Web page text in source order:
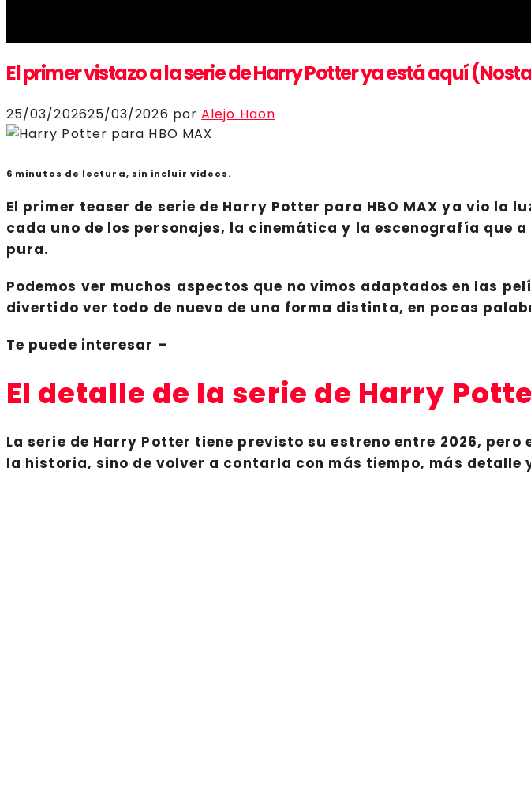
El primer vistazo a la serie de Harry Potter ya está aquí
25/03/202625/03/2026 porAlejo Haon
6 minutos de lectura, sin incluir videos.
El primer teaser de serie de Harry Potter para HBO MAX ya vio la
cada uno de los personajes, la cinemática y la escenografía que
pura.
Podemos ver muchos aspectos que no vimos adaptados en las
divertido ver todo de nuevo de una forma distinta, en pocas
Te puede interesar –
El detalle de la serie de Harry
La serie de Harry Potter tiene previsto su estreno entre 2026, pero
la historia, sino de volver a contarla con más tiempo, más detalle